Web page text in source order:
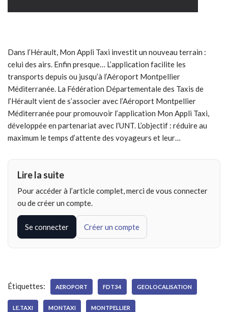
Dans l’Hérault, Mon Appli Taxi investit un nouveau terrain :
celui des airs. Enfin presque… L’application facilite les
transports depuis ou jusqu’à l’Aéroport Montpellier
Méditerranée. La Fédération Départementale des Taxis de
l’Hérault vient de s’associer avec l’Aéroport Montpellier
Méditerranée pour promouvoir l’application Mon Appli Taxi,
développée en partenariat avec l’UNT. L’objectif : réduire au
maximum le temps d’attente des voyageurs et leur…
Lire la suite
Pour accéder à l’article complet, merci de vous connecter
ou de créer un compte.
Se connecter Créer un compte
Étiquettes: AEROPORT FDT34 GEOLOCALISATION
LE.TAXI MONTAXI MONTPELLIER